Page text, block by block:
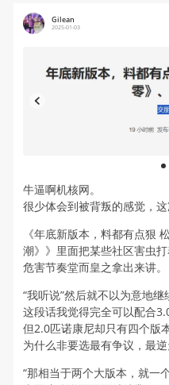
Gilean
2025-01-03
1
牛逼啊机核网。
很少体会到被背叛的感觉，这
《年底新版本，料都有点狠
潮》》里面把某些社区害虫
危害节奏堂而皇之拿出来讲。
“我听说”然后就不以为意地
这段话我觉得完全可以配合
但2.0匹诺康尼却只有四个版
为什么非要选最有争议，最
“那相当于两个大版本，就一